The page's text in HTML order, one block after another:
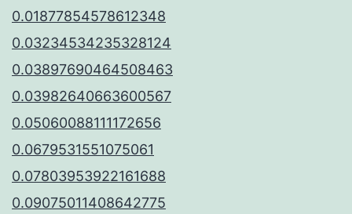
0.01877854578612348
0.03234534235328124
0.03897690464508463
0.03982640663600567
0.05060088111172656
0.0679531551075061
0.07803953922161688
0.09075011408642775